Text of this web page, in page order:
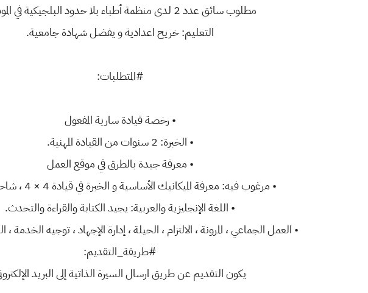
مطلوب سائق عدد 2 لدى منظمة أطباء بلا حدود البلجيكية في الموصل
التعليم: خريح اعدادية و يفضل شهادة جامعية.
#المتطلبات:
• رخصة قيادة سارية المفعول
• الخبرة: 2 سنوات من القيادة المهنية.
• معرفة جيدة بالطرق في موقع العمل
• مرغوب فيه: معرفة الميكانيك الأساسية و الخبرة في قيادة 4 × 4 ، شاحنة وفان.
• اللغة الإنجليزية والعربية: يجيد الكتابة والقراءة والتحدث.
• العمل الجماعي ، المرونة ، الالتزام ، الحيلة ، إدارة الإجهاد ، توجيه الخدمة ،
#طريقة_التقديم:
يكون التقديم عن طريق ارسال السيرة الذاتية إلى البريد